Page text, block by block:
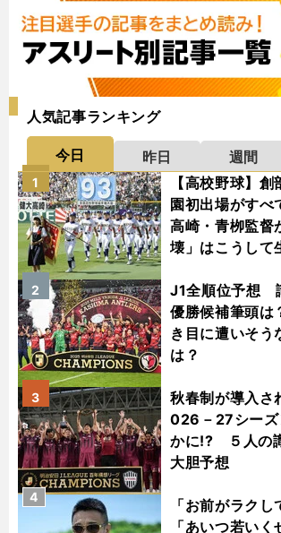
人気記事ランキング
今日 昨日 週間
【高校野球】
園初出場がすべ
高崎・青栁監督
壊」はこうして
1
J1全順位予想
優勝候補筆頭
き目に遭いそう
は？
2
秋春制が導入さ
026－27シーズ
かに!? ５人の
大胆予想
3
「お前がラクし
「あいつ若い
4